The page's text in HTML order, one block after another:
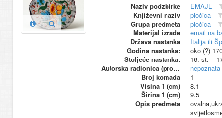
Naziv podzbirke
EMAJL
Književni naziv
pločica
Grupa predmeta
pločica
Materijal izrade
email na
Država nastanka
Italija ili
Godina nastanka:
oko (?)
Stoljeće nastanka:
16. st. –
Autorska radionica (proizvođač)
nepoznata
Broj komada
1
Visina 1 (cm)
8.1
Širina 1 (cm)
9.5
Opis predmeta